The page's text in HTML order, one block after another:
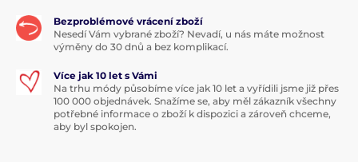
Bezproblémové vrácení zboží
Nesedí Vám vybrané zboží? Nevadí, u nás máte možnost
výměny do 30 dnů a bez komplikací.
Více jak 10 let s Vámi
Na trhu módy působíme více jak 10 let a vyřídili jsme již přes
100 000 objednávek. Snažíme se, aby měl zákazník všechny
potřebné informace o zboží k dispozici a zároveň chceme,
aby byl spokojen.